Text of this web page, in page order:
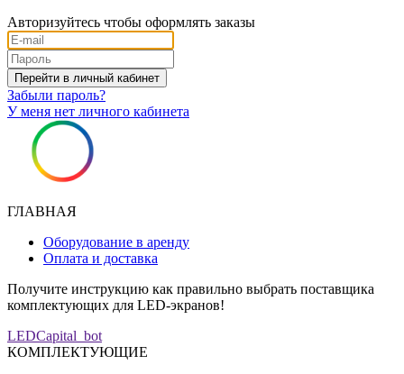
Авторизуйтесь чтобы оформлять заказы
Забыли пароль?
У меня нет личного кабинета
ГЛАВНАЯ
Оборудование в аренду
Оплата и доставка
Получите инструкцию как правильно выбрать поставщика
комплектующих для LED-экранов!
LEDCapital_bot
КОМПЛЕКТУЮЩИЕ